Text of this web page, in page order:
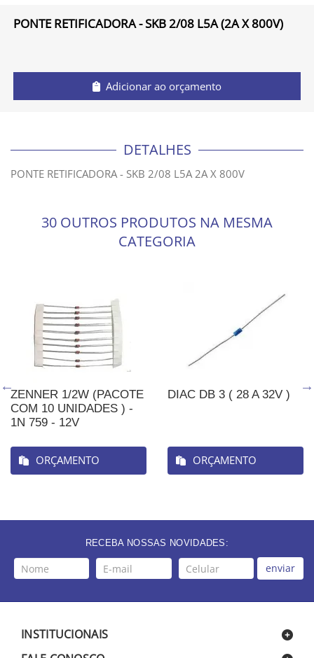
PONTE RETIFICADORA - SKB 2/08 L5A (2A X 800V)
Adicionar ao orçamento
DETALHES
PONTE RETIFICADORA - SKB 2/08 L5A 2A X 800V
30 OUTROS PRODUTOS NA MESMA
CATEGORIA
ZENNER 1/2W (PACOTE
COM 10 UNIDADES ) -
1N 759 - 12V
ORÇAMENTO
DIAC DB 3 ( 28 A 32V )
ORÇAMENTO
RECEBA NOSSAS NOVIDADES:
enviar
INSTITUCIONAIS